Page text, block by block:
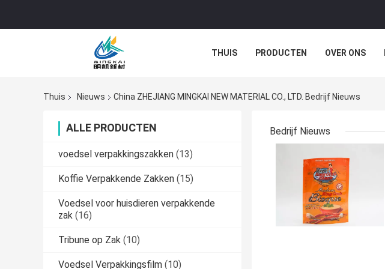
THUIS PRODUCTEN OVER ONS
Thuis Nieuws China ZHEJIANG MINGKAI NEW MATERIAL CO., LTD. Bedrijf Nieuws
ALLE PRODUCTEN
voedsel verpakkingszakken (13)
Koffie Verpakkende Zakken (15)
Voedsel voor huisdieren verpakkende
zak (16)
Tribune op Zak (10)
Voedsel Verpakkingsfilm (10)
Bedrijf Nieuws